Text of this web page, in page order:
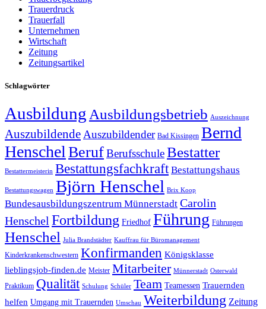
Trauerdruck
Trauerfall
Unternehmen
Wirtschaft
Zeitung
Zeitungsartikel
Schlagwörter
Ausbildung Ausbildungsbetrieb Auszeichnung
Auszubildende Auszubildender Bad Kissingen Bernd
Henschel BerufBerufsschuleBestatter
Bestattermeisterin Bestattungsfachkraft Bestattungshaus
Bestattungswagen Björn Henschel Brix Koop
Bundesausbildungszentrum Münnerstadt Carolin
Henschel Fortbildung Friedhof Führung Führungen
Henschel Julia Brandstädter Kauffrau für Büromanagement
Kinderkrankenschwestern Konfirmanden Königsklasse
lieblingsjob-finden.de Meister Mitarbeiter Münnerstadt Osterwald
Praktikum Qualität Schulung Schüler Team Teamessen Trauernden
helfen Umgang mit Trauernden Umschau Weiterbildung Zeitung